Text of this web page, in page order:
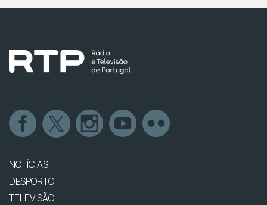
NOTÍCIAS
DESPORTO
TELEVISÃO